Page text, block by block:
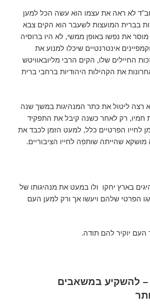
לא ראה את עצמו הוא עשה הכל למען
בברית המועצות לשעבר הוא הקים צבא
את נפשו באופן ממשי, לא היו ברוסיה
אינטרנטיים שיכלו למנוע את
החיילים שלו, הקים הרבי מליובאוויטש
את הקהילות היהודיות ברחבי ברית
רצה ליטול את כתר המנהיגות במשך שנה
חמיו, רק לאחר כשנה קיבל את התפקיד
לחייו הפרטיים כלל, למעט הזמן לכבד את
שהייתה שותפה לחייו הציבוריים.
בארץ יחקו ולו במעט את מנהיגותו של
הפרטי שלהם ויעשו אך ורק למען העם
העם יוקיר להם תודה.
להשקיע במשאבים